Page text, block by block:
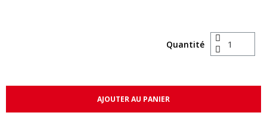
Quantité
AJOUTER AU PANIER